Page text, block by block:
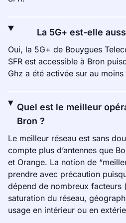
La 5G+ est-elle
Oui, la 5G+ de Bouygues
SFR est accessible à Bron
Ghz a été activée sur au moins
Quel est le meilleur
Bron ?
Le meilleur réseau est sans
compte plus d’antennes que
et Orange. La notion de
prendre avec précaution
dépend de nombreux facteurs
saturation du réseau,
usage en intérieur ou en